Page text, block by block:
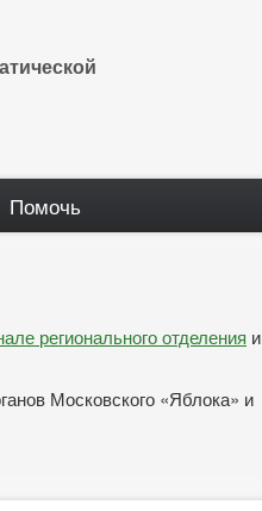
Помочь
регионального отделения и
Московского «Яблока» и